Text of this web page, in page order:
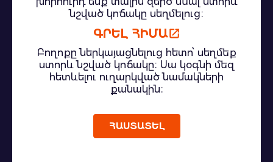
նշված կոճակը սեղմելուց։
ԳՐԵԼ ՀԻՄԱ
Բողոքը ներկայացնելուց հետո՝ սեղմեք
ստորև նշված կոճակը։ Սա կօգնի մեզ
հետևելու ուղարկված նամակների
քանակին։
ՀԱՍՏԱՏԵԼ